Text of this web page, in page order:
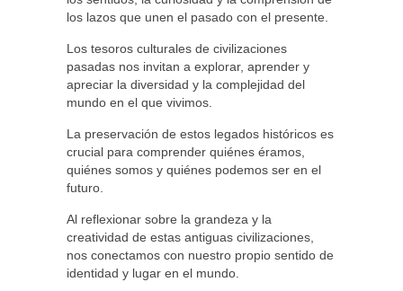
los lazos que unen el pasado con el presente.
Los tesoros culturales de civilizaciones
pasadas nos invitan a explorar, aprender y
apreciar la diversidad y la complejidad del
mundo en el que vivimos.
La preservación de estos legados históricos es
crucial para comprender quiénes éramos,
quiénes somos y quiénes podemos ser en el
futuro.
Al reflexionar sobre la grandeza y la
creatividad de estas antiguas civilizaciones,
nos conectamos con nuestro propio sentido de
identidad y lugar en el mundo.